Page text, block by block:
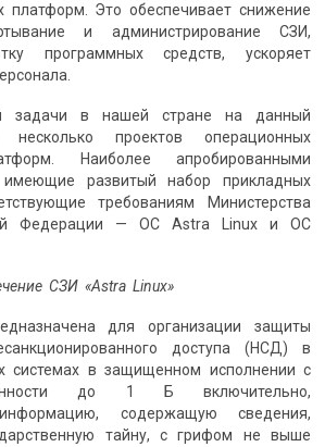
платформ. Это обеспечивает снижение
и администрирование СЗИ,
программных средств, ускоряет
задачи в нашей стране на данный
проектов операционных
Наиболее апробированными
развитый набор прикладных
требованиям Министерства
Федерации — ОС Astra Linux и ОС
СЗИ «Astra Linux»
для организации защиты
доступа (НСД) в
системах в защищенном исполнении с
до 1 Б включительно,
содержащую сведения,
тайну, с грифом не выше